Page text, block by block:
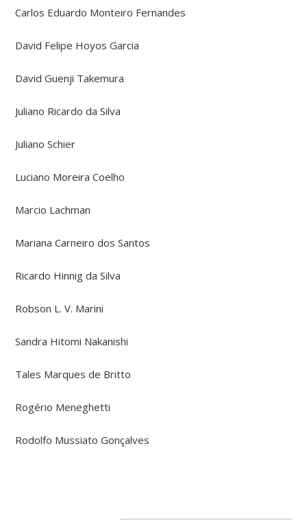
Carlos Eduardo Monteiro Fernandes
David Felipe Hoyos Garcia
David Guenji Takemura
Juliano Ricardo da Silva
Juliano Schier
Luciano Moreira Coelho
Marcio Lachman
Mariana Carneiro dos Santos
Ricardo Hinnig da Silva
Robson L. V. Marini
Sandra Hitomi Nakanishi
Tales Marques de Britto
Rogério Meneghetti
Rodolfo Mussiato Gonçalves